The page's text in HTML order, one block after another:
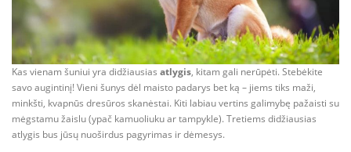
Kas vienam šuniui yra didžiausias atlygis, kitam gali nerūpėti. Stebėkite
savo augintinį! Vieni šunys dėl maisto padarys bet ką – jiems tiks maži,
minkšti, kvapnūs dresūros skanėstai. Kiti labiau vertins galimybę pažaisti su
mėgstamu žaislu (ypač kamuoliuku ar tampykle). Tretiems didžiausias
atlygis bus jūsų nuoširdus pagyrimas ir dėmesys.